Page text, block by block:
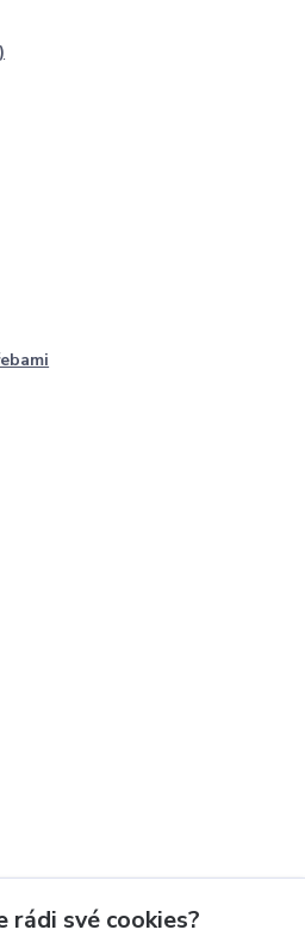
rádi své cookies?